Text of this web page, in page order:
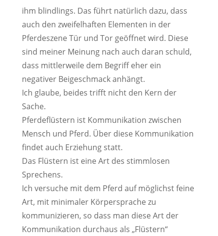
ihm blindlings. Das führt natürlich dazu, dass
auch den zweifelhaften Elementen in der
Pferdeszene Tür und Tor geöffnet wird. Diese
sind meiner Meinung nach auch daran schuld,
dass mittlerweile dem Begriff eher ein
negativer Beigeschmack anhängt.
Ich glaube, beides trifft nicht den Kern der
Sache.
Pferdeflüstern ist Kommunikation zwischen
Mensch und Pferd. Über diese Kommunikation
findet auch Erziehung statt.
Das Flüstern ist eine Art des stimmlosen
Sprechens.
Ich versuche mit dem Pferd auf möglichst feine
Art, mit minimaler Körpersprache zu
kommunizieren, so dass man diese Art der
Kommunikation durchaus als „Flüstern“